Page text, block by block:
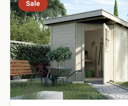
Sale